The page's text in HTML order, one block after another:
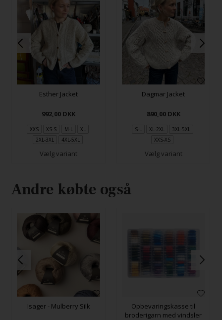
Esther Jacket
992,00 DKK
XXS XS-S M-L
XL
2XL-3XL
4XL-5XL
Vælg variant
Dagmar Jacket
890,00 DKK
S-L XL-2XL
3XL-5XL
XXS-XS
Vælg variant
Andre købte også
Isager - Mulberry Silk
Opbevaringskasse til
broderigarn med vindsler